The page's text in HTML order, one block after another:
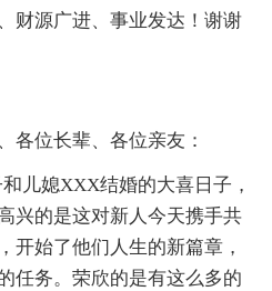
财源广进、事业发达！谢谢
各位长辈、各位亲友：
儿媳XXX结婚的大喜日子，
兴的是这对新人今天携手共
开始了他们人生的新篇章，
任务。荣欣的是有这么多的